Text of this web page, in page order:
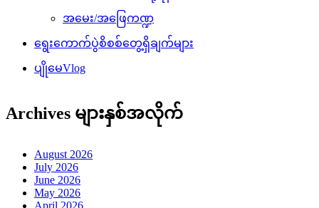
အမေး/အဖြေကဏ္ဍ
ရွေးကောက်ပွဲစိစစ်တွေ့ရှိချက်များ
ပျိုမေVlog
Archives များနှစ်အလိုက်
August 2026
July 2026
June 2026
May 2026
April 2026